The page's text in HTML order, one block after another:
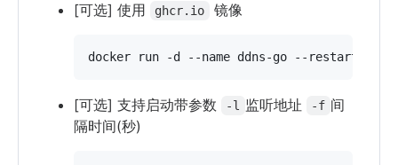
[可选] 使用
ghcr.io 镜像
docker run -d --name ddns-go --
[可选] 支持启动带参数 -l 监听地址 -f 间
隔时间(秒)